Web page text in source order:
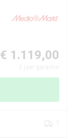
€ 1.119,00